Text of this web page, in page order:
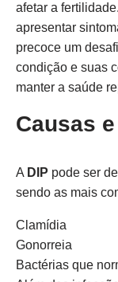
afetar a
apresentar
precoce um
condição e suas
manter a saúde
Causas
A DIP pode ser
sendo as mais
Clamídia
Gonorreia
Bactérias que